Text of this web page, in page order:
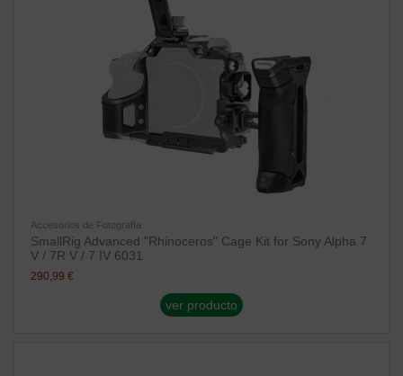
Accesorios de Fotografía
SmallRig Advanced "Rhinoceros" Cage Kit for Sony Alpha 7
V / 7R V / 7 IV 6031
290,99 €
ver producto